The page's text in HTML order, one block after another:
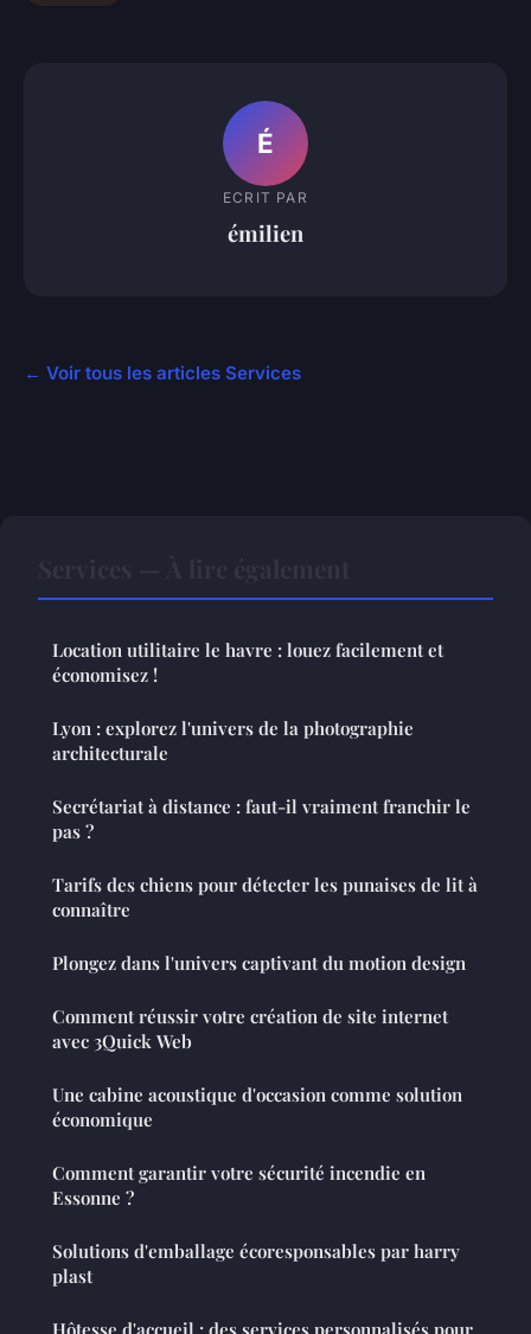
É
ECRIT PAR
émilien
← Voir tous les articles Services
Location utilitaire le havre : louez facilement et
économisez !
Lyon : explorez l'univers de la photographie
architecturale
Secrétariat à distance : faut-il vraiment franchir le
pas ?
Tarifs des chiens pour détecter les punaises de lit à
connaître
Plongez dans l'univers captivant du motion design
Comment réussir votre création de site internet
avec 3Quick Web
Une cabine acoustique d'occasion comme solution
économique
Comment garantir votre sécurité incendie en
Essonne ?
Solutions d'emballage écoresponsables par harry
plast